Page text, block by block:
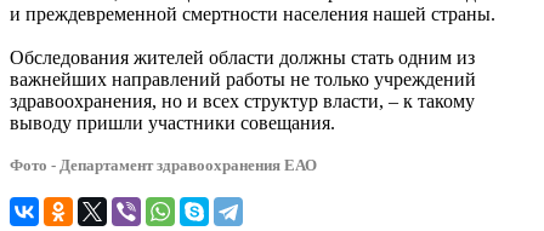
и преждевременной смертности населения нашей страны.
Обследования жителей области должны стать одним из
важнейших направлений работы не только учреждений
здравоохранения, но и всех структур власти, – к такому
выводу пришли участники совещания.
Фото - Департамент здравоохранения ЕАО